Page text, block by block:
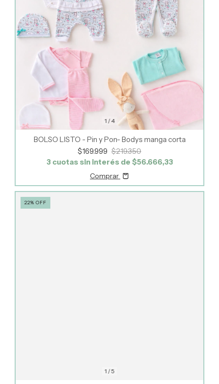
1 /4
BOLSO LISTO - Pin y Pon- Bodys manga corta
$169.999 $219.350
3 cuotas sin interés de $56.666,33
Comprar
1 /5
22% OFF